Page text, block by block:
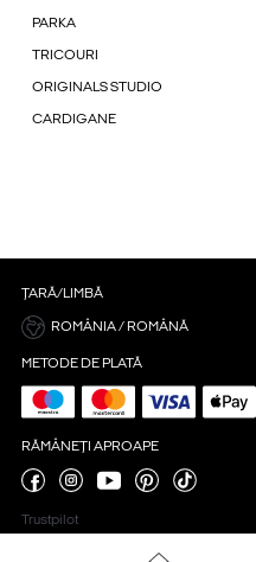
PARKA
TRICOURI
ORIGINALS STUDIO
CARDIGANE
ȚARĂ/LIMBĂ
ROMÂNIA / ROMÂNĂ
METODE DE PLATĂ
RĂMÂNEȚI APROAPE
Trustpilot